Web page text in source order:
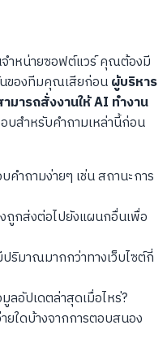
ำหน่ายซอฟต์แวร์ คุณต้องมี
นของทีมคุณเสียก่อนผู้บริหาร
มารถสั่งงานให้ AI ทำงาน
บสำหรับคำถามเหล่านี้ก่อน
คำถามง่ายๆ เช่น สถานะการ
ถูกส่งต่อไปยังแผนกอื่นเพื่อ
ริมาณมากกว่าทางเว็บไซต์กี่
อัปเดตล่าสุดเมื่อไหร่?
ใดบ้างจากการตอบสนอง